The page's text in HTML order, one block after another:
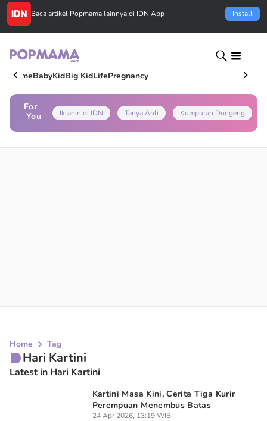
Baca artikel Popmama lainnya di IDN App Install
HomeBabyKidBig KidLifePregnancy
For
You
Iklanin di IDN Tanya Ahli Kumpulan Dongeng
Home Tag
Hari Kartini
Latest in Hari Kartini
Kartini Masa Kini, Cerita Tiga Kurir
Perempuan Menembus Batas
24 Apr 2026, 13:19 WIB